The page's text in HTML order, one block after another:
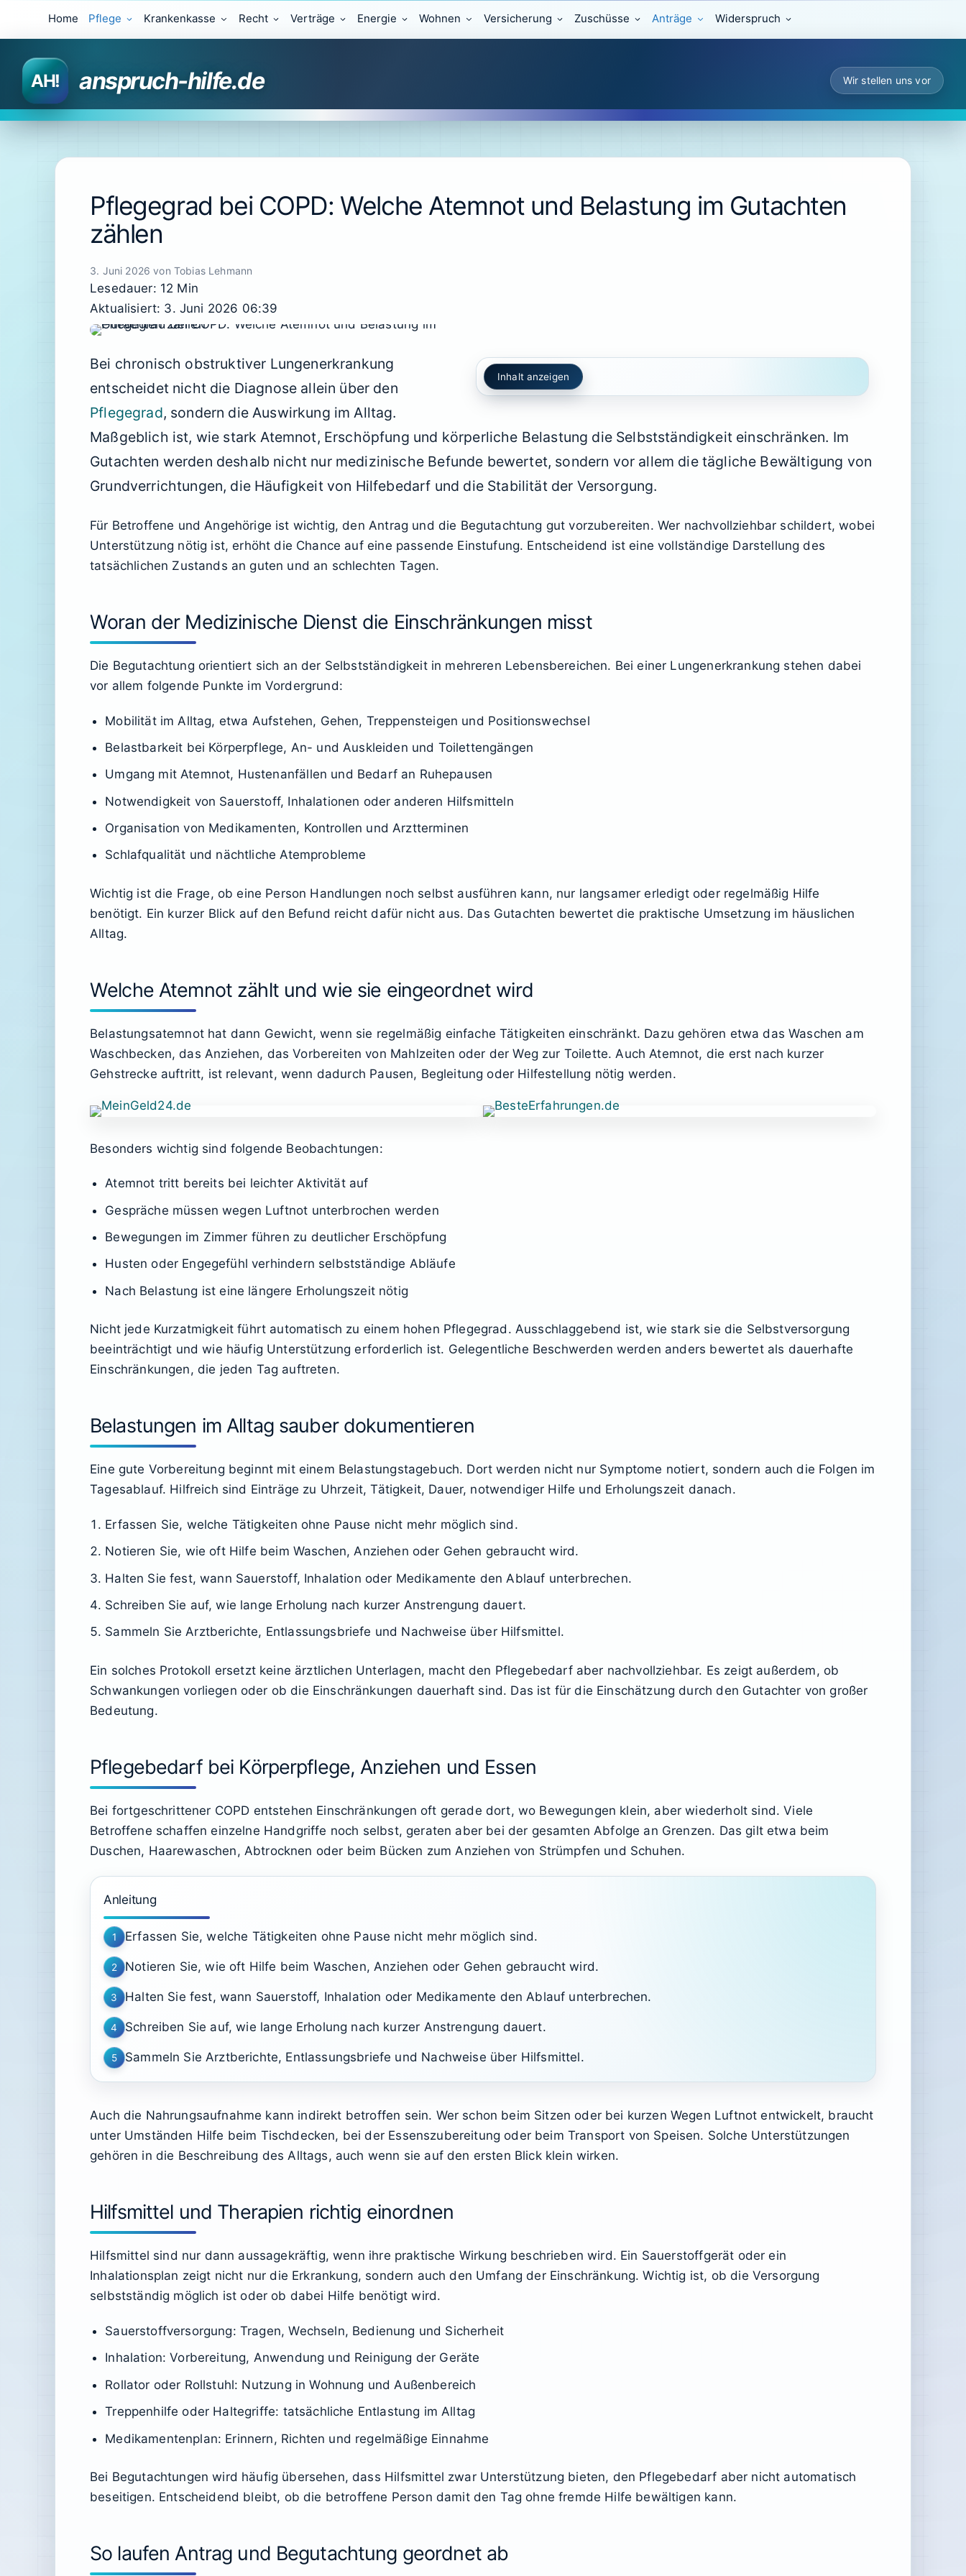
Home Pflege Krankenkasse Recht Verträge Energie Wohnen Versicherung Zuschüsse Anträge Widerspruch
anspruch-hilfe.de Wir stellen uns vor
Pflegegrad bei COPD: Welche Atemnot und Belastung im Gutachten
zählen
3. Juni 2026 von Tobias Lehmann
Lesedauer: 12 Min
Aktualisiert: 3. Juni 2026 06:39
Inhalt anzeigen
Bei chronisch obstruktiver Lungenerkrankung
entscheidet nicht die Diagnose allein über den
Pflegegrad, sondern die Auswirkung im Alltag.
Maßgeblich ist, wie stark Atemnot, Erschöpfung und körperliche Belastung die Selbstständigkeit einschränken. Im
Gutachten werden deshalb nicht nur medizinische Befunde bewertet, sondern vor allem die tägliche Bewältigung von
Grundverrichtungen, die Häufigkeit von Hilfebedarf und die Stabilität der Versorgung.
Für Betroffene und Angehörige ist wichtig, den Antrag und die Begutachtung gut vorzubereiten. Wer nachvollziehbar schildert, wobei
Unterstützung nötig ist, erhöht die Chance auf eine passende Einstufung. Entscheidend ist eine vollständige Darstellung des
tatsächlichen Zustands an guten und an schlechten Tagen.
Woran der Medizinische Dienst die Einschränkungen misst
Die Begutachtung orientiert sich an der Selbstständigkeit in mehreren Lebensbereichen. Bei einer Lungenerkrankung stehen dabei
vor allem folgende Punkte im Vordergrund:
Mobilität im Alltag, etwa Aufstehen, Gehen, Treppensteigen und Positionswechsel
Belastbarkeit bei Körperpflege, An- und Auskleiden und Toilettengängen
Umgang mit Atemnot, Hustenanfällen und Bedarf an Ruhepausen
Notwendigkeit von Sauerstoff, Inhalationen oder anderen Hilfsmitteln
Organisation von Medikamenten, Kontrollen und Arztterminen
Schlafqualität und nächtliche Atemprobleme
Wichtig ist die Frage, ob eine Person Handlungen noch selbst ausführen kann, nur langsamer erledigt oder regelmäßig Hilfe
benötigt. Ein kurzer Blick auf den Befund reicht dafür nicht aus. Das Gutachten bewertet die praktische Umsetzung im häuslichen
Alltag.
Welche Atemnot zählt und wie sie eingeordnet wird
Belastungsatemnot hat dann Gewicht, wenn sie regelmäßig einfache Tätigkeiten einschränkt. Dazu gehören etwa das Waschen am
Waschbecken, das Anziehen, das Vorbereiten von Mahlzeiten oder der Weg zur Toilette. Auch Atemnot, die erst nach kurzer
Gehstrecke auftritt, ist relevant, wenn dadurch Pausen, Begleitung oder Hilfestellung nötig werden.
Besonders wichtig sind folgende Beobachtungen:
Atemnot tritt bereits bei leichter Aktivität auf
Gespräche müssen wegen Luftnot unterbrochen werden
Bewegungen im Zimmer führen zu deutlicher Erschöpfung
Husten oder Engegefühl verhindern selbstständige Abläufe
Nach Belastung ist eine längere Erholungszeit nötig
Nicht jede Kurzatmigkeit führt automatisch zu einem hohen Pflegegrad. Ausschlaggebend ist, wie stark sie die Selbstversorgung
beeinträchtigt und wie häufig Unterstützung erforderlich ist. Gelegentliche Beschwerden werden anders bewertet als dauerhafte
Einschränkungen, die jeden Tag auftreten.
Belastungen im Alltag sauber dokumentieren
Eine gute Vorbereitung beginnt mit einem Belastungstagebuch. Dort werden nicht nur Symptome notiert, sondern auch die Folgen im
Tagesablauf. Hilfreich sind Einträge zu Uhrzeit, Tätigkeit, Dauer, notwendiger Hilfe und Erholungszeit danach.
Erfassen Sie, welche Tätigkeiten ohne Pause nicht mehr möglich sind.
Notieren Sie, wie oft Hilfe beim Waschen, Anziehen oder Gehen gebraucht wird.
Halten Sie fest, wann Sauerstoff, Inhalation oder Medikamente den Ablauf unterbrechen.
Schreiben Sie auf, wie lange Erholung nach kurzer Anstrengung dauert.
Sammeln Sie Arztberichte, Entlassungsbriefe und Nachweise über Hilfsmittel.
Ein solches Protokoll ersetzt keine ärztlichen Unterlagen, macht den Pflegebedarf aber nachvollziehbar. Es zeigt außerdem, ob
Schwankungen vorliegen oder ob die Einschränkungen dauerhaft sind. Das ist für die Einschätzung durch den Gutachter von großer
Bedeutung.
Pflegebedarf bei Körperpflege, Anziehen und Essen
Bei fortgeschrittener COPD entstehen Einschränkungen oft gerade dort, wo Bewegungen klein, aber wiederholt sind. Viele
Betroffene schaffen einzelne Handgriffe noch selbst, geraten aber bei der gesamten Abfolge an Grenzen. Das gilt etwa beim
Duschen, Haarewaschen, Abtrocknen oder beim Bücken zum Anziehen von Strümpfen und Schuhen.
Anleitung
1 Erfassen Sie, welche Tätigkeiten ohne Pause nicht mehr möglich sind.
2 Notieren Sie, wie oft Hilfe beim Waschen, Anziehen oder Gehen gebraucht wird.
3 Halten Sie fest, wann Sauerstoff, Inhalation oder Medikamente den Ablauf unterbrechen.
4 Schreiben Sie auf, wie lange Erholung nach kurzer Anstrengung dauert.
5 Sammeln Sie Arztberichte, Entlassungsbriefe und Nachweise über Hilfsmittel.
Auch die Nahrungsaufnahme kann indirekt betroffen sein. Wer schon beim Sitzen oder bei kurzen Wegen Luftnot entwickelt, braucht
unter Umständen Hilfe beim Tischdecken, bei der Essenszubereitung oder beim Transport von Speisen. Solche Unterstützungen
gehören in die Beschreibung des Alltags, auch wenn sie auf den ersten Blick klein wirken.
Hilfsmittel und Therapien richtig einordnen
Hilfsmittel sind nur dann aussagekräftig, wenn ihre praktische Wirkung beschrieben wird. Ein Sauerstoffgerät oder ein
Inhalationsplan zeigt nicht nur die Erkrankung, sondern auch den Umfang der Einschränkung. Wichtig ist, ob die Versorgung
selbstständig möglich ist oder ob dabei Hilfe benötigt wird.
Sauerstoffversorgung: Tragen, Wechseln, Bedienung und Sicherheit
Inhalation: Vorbereitung, Anwendung und Reinigung der Geräte
Rollator oder Rollstuhl: Nutzung in Wohnung und Außenbereich
Treppenhilfe oder Haltegriffe: tatsächliche Entlastung im Alltag
Medikamentenplan: Erinnern, Richten und regelmäßige Einnahme
Bei Begutachtungen wird häufig übersehen, dass Hilfsmittel zwar Unterstützung bieten, den Pflegebedarf aber nicht automatisch
beseitigen. Entscheidend bleibt, ob die betroffene Person damit den Tag ohne fremde Hilfe bewältigen kann.
So laufen Antrag und Begutachtung geordnet ab